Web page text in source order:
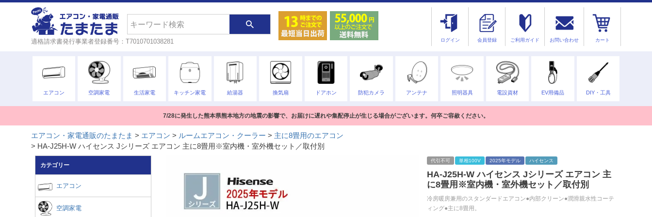
適格請求書発行事業者登録番号：T7010701038281 ログイン 会員登録 ご利用ガイド お問い合わせ カート
エアコン 空調家電 生活家電 キッチン家電 給湯器 換気扇 ドアホン 防犯カメラ アンテナ 照明器具 電設資材 EV用備品 DIY・工具
7/28に発生した熊本県熊本地方の地震の影響で、お届けに遅れや集配停止が生じる場合がございます。何卒ご容赦ください。
エアコン・家電通販のたまたま エアコン ルームエアコン・クーラー
主に8畳用のエアコン
HA-J25H-W ハイセンス Jシリーズ エアコン 主に8畳用※室内機・室外機セット／取付別
カテゴリー
エアコン
空調家電
代引不可 単相100V 2025年モデル ハイセンス
HA-J25H-W ハイセンス Jシリーズ エアコン 主
に8畳用※室内機・室外機セット／取付別
冷房暖房兼用のスタンダードエアコン●内部クリーン●潤滑親水性コーテ
ィング●主に8畳用。